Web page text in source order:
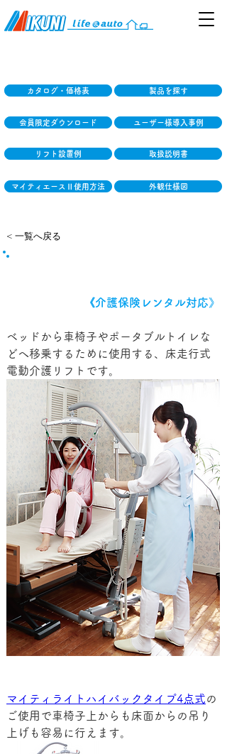
カタログ・価格表 製品を探す
会員限定ダウンロード ユーザー様導入事例
リフト設置例 取扱説明書
マイティエースⅡ使用方法 外観仕様図
< 一覧へ戻る
《介護保険レンタル対応》
ベッドから車椅子やポータブルトイレな
どへ移乗するために使用する、床走行式
電動介護リフトです。
マイティライトハイバックタイプ4点式の
ご使用で車椅子上からも床面からの吊り
上げも容易に行えます。